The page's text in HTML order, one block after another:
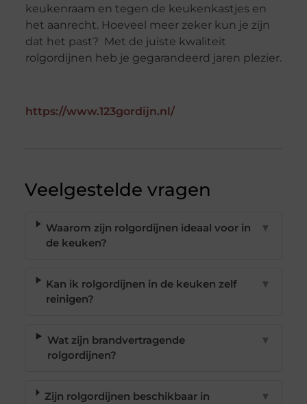
keukenraam en tegen de keukenkastjes en
het aanrecht. Hoeveel meer zeker kun je zijn
dat het past? Met de juiste kwaliteit
rolgordijnen heb je gegarandeerd jaren plezier.
https://www.123gordijn.nl/
Veelgestelde vragen
Waarom zijn rolgordijnen ideaal voor in
de keuken?
▼
Kan ik rolgordijnen in de keuken zelf
reinigen?
▼
Wat zijn brandvertragende
rolgordijnen?
▼
Zijn rolgordijnen beschikbaar in
▼